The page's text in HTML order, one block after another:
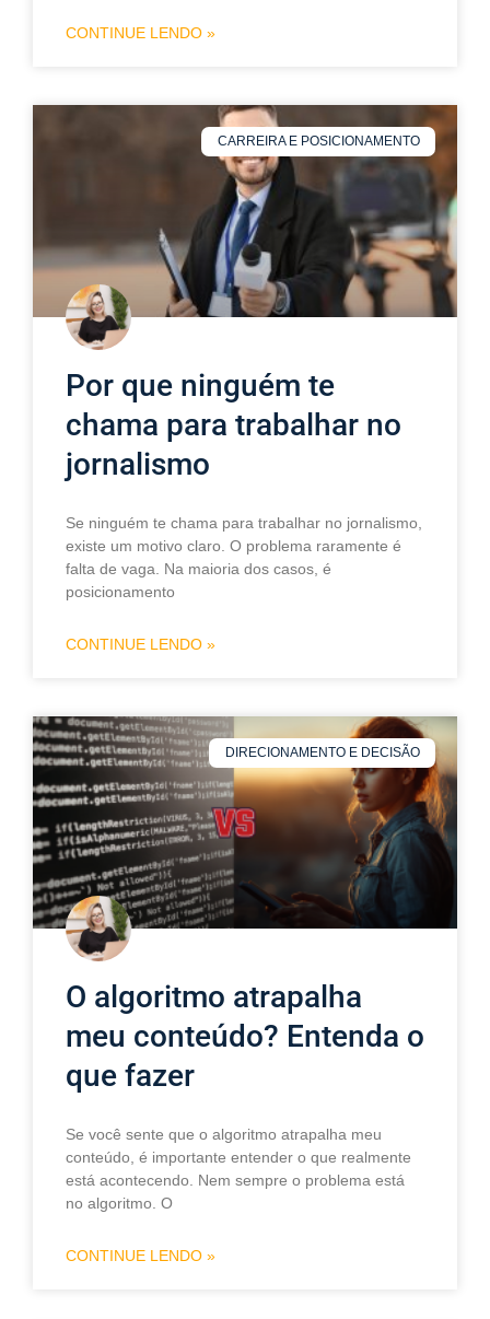
CONTINUE LENDO »
CARREIRA E POSICIONAMENTO
Por que ninguém te
chama para trabalhar no
jornalismo
Se ninguém te chama para trabalhar no jornalismo,
existe um motivo claro. O problema raramente é
falta de vaga. Na maioria dos casos, é
posicionamento
CONTINUE LENDO »
DIRECIONAMENTO E DECISÃO
O algoritmo atrapalha
meu conteúdo? Entenda o
que fazer
Se você sente que o algoritmo atrapalha meu
conteúdo, é importante entender o que realmente
está acontecendo. Nem sempre o problema está
no algoritmo. O
CONTINUE LENDO »